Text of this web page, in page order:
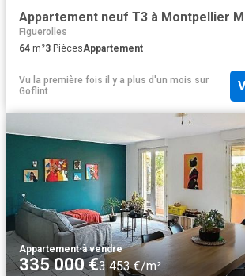
Appartement neuf T3 à Montpellier
Figuerolles
64 m²3 PiècesAppartement
Vu la première fois il y a plus d'un mois sur
Goflint
Appartement·à vendre
335 000 €3 453 €/m²